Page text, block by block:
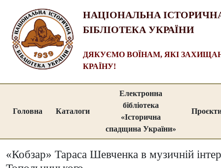
НАЦІОНАЛЬНА
БІБЛІОТЕКА УКРАЇНИ
ДЯКУЄМО ВОЇНАМ, ЯКІ
КРАЇНУ!
Головна Каталоги
Електронна
бібліотека
«Історична
спадщина України»
«Кобзар» Тараса Шевченка в музичній